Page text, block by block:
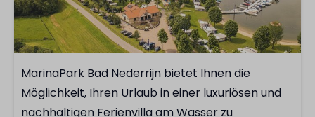
MarinaPark Bad Nederrijn bietet Ihnen die
Möglichkeit, Ihren Urlaub in einer luxuriösen und
nachhaltigen Ferienvilla am Wasser zu